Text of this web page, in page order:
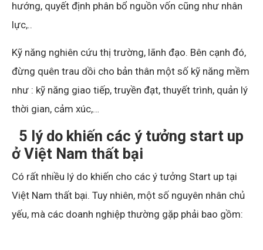
hướng, quyết định phân bổ nguồn vốn cũng như nhân
lực,..
Kỹ năng nghiên cứu thị trường, lãnh đạo. Bên cạnh đó,
đừng quên trau dồi cho bản thân một số kỹ năng mềm
như : kỹ năng giao tiếp, truyền đạt, thuyết trình, quản lý
thời gian, cảm xúc,…
5 lý do khiến các ý tưởng start up
ở Việt Nam thất bại
Có rất nhiều lý do khiến cho các ý tưởng Start up tại
Việt Nam thất bại. Tuy nhiên, một số nguyên nhân chủ
yếu, mà các doanh nghiệp thường gặp phải bao gồm: